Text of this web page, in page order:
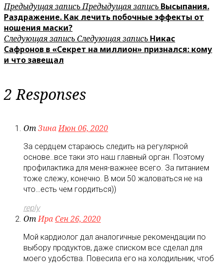
Предыдущая записьПредыдущая запись Высыпания.
Раздражение. Как лечить побочные эффекты от
ношения маски?
Следующая запись Следующая запись Никас
Сафронов в «Секрет на миллион» признался: кому
и что завещал
2 Responses
ОтЗинаИюн 06, 2020
За сердцем стараюсь следить на регулярной
основе..все таки это наш главный орган. Поэтому
профилактика для меня-важнее всего. За питанием
тоже слежу, конечно. В мои 50 жаловаться не на
что…есть чем гордиться))
reply
ОтИра Сен 26, 2020
Мой кардиолог дал аналогичные рекомендации по
выбору продуктов, даже списком все сделал для
моего удобства. Повесила его на холодильник, чтоб